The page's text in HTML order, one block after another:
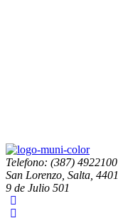
Telefono: (387) 4922100
San Lorenzo, Salta, 4401
9 de Julio 501